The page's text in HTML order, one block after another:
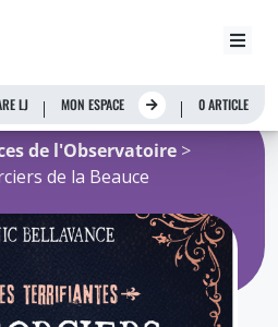
LJ MON ESPACE 0 ARTICLE
de l'Observatoire >
de la Beauce